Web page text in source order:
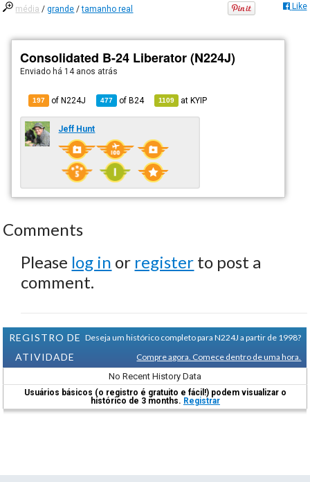
média /grande /tamanho real Like
Consolidated B-24 Liberator (N224J)
Enviado há 14 anos atrás
197 of N224J 477 ofB24 1109 atKYIP
Jeff Hunt
Comments
Please log in or register to post a
comment.
REGISTRO DE
ATIVIDADE
Deseja um histórico completo para N224J a partir de 1998?
Compre agora. Comece dentro de uma hora.
No Recent History Data
Usuários básicos (o registro é gratuito e fácil!) podem visualizar o
histórico de 3 months. Registrar